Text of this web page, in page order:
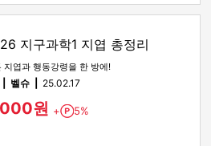
지구과학1 지엽 총정리
지엽과 행동강령을 한 방에!
pdf벨슈 25.02.17
원 + Point
5%